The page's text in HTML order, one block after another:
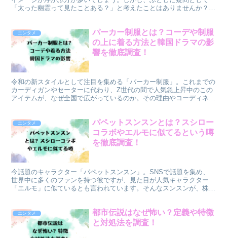
「太った幽霊って見たことある？」と考えたことはありませんか？実
エンタメ
パーカー制服とは？コーデや制服
の上に着る方法と韓国ドラマの影
響を徹底調査！
令和の新スタイルとして注目を集める「パーカー制服」。これまでの
カーディガンやセーターに代わり、Z世代の間で人気急上昇中のこの
アイテムが、なぜ全国で広がっているのか。その理由やコーディネー
エンタメ
パペットスンスンとは？スシロー
コラボやエルモに似てるという噂
を徹底調査！
今話題のキャラクター「パペットスンスン」。SNSで話題を集め、
世界中に多くのファンを持つ彼ですが、見た目が人気キャラクター
「エルモ」に似ているとも言われています。そんなスンスンが、株式
エンタメ
都市伝説はなぜ怖い？定義や特徴
と対処法を調査！